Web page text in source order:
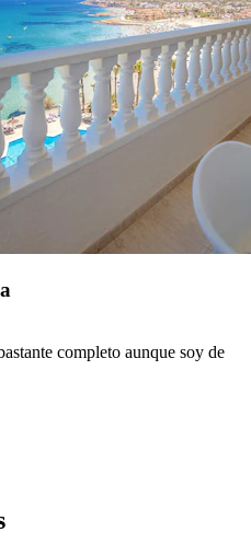
completo aunque soy de